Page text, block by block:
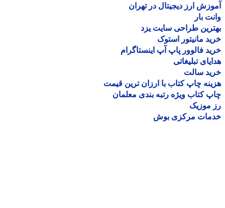
ارز دیجیتال در تهران
بار
طراحی سایت یزد
مانیتور استوک
فالوور پاپ آپ اینستاگرام
تبلیغاتی
سالت
چاپ کتاب با ارزان ترین قیمت
کتاب ویژه رتبه بندی معلمان
موزیک
مرکزی بوش